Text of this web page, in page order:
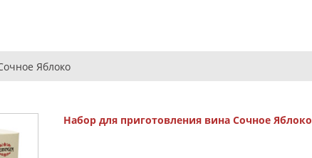
Яблоко
Набор для приготовления вина Сочное Яблоко